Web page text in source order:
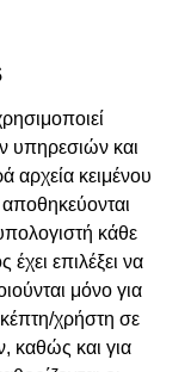
υπηρεσιών και
αρχεία κειμένου
κάθε
επιλέξει να
μόνο για
χρήστη σε
καθώς και για